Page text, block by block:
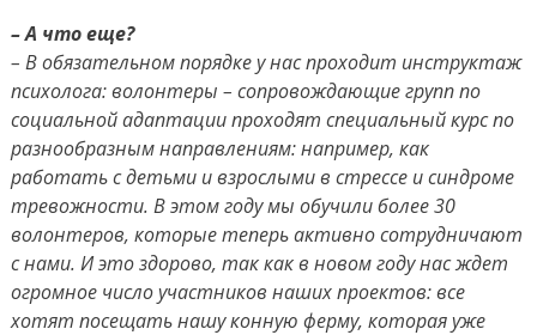
– А что еще?
– В обязательном порядке у нас проходит инструктаж
психолога: волонтеры – сопровождающие групп по
социальной адаптации проходят специальный курс по
разнообразным направлениям: например, как
работать с детьми и взрослыми в стрессе и синдроме
тревожности. В этом году мы обучили более 30
волонтеров, которые теперь активно сотрудничают
с нами. И это здорово, так как в новом году нас ждет
огромное число участников наших проектов: все
хотят посещать нашу конную ферму, которая уже